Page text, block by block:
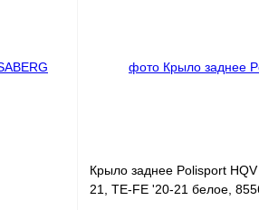
Крыло заднее Polisport
21, TE-FE '20-21 белое,